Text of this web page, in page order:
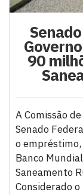
90
A Comissão
Senado
o
Banco
Saneamento
Considerado